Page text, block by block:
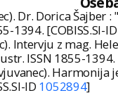
Dr. Dorica
1394. [COBISS.SI-
Intervju z mag.
ISSN 1855-1394.
ID 1052894]